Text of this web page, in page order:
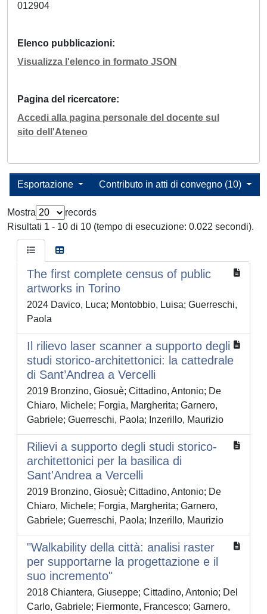
012904
Elenco pubblicazioni
Visualizza l'elenco in formato JSON
Pagina del ricercatore
Accedi alla pagina personale del docente sul
sito dell'Ateneo
Contributo in atti di convegno (10)
Esportazione
Mostra
records
Risultati 1 - 10 di 10 (tempo di esecuzione: 0.022 secondi).
The first complete census of public
artworks in Torino
2024 Davico, Luca; Montobbio, Luisa; Guerreschi,
Paola
Il rilievo laser scanner a supporto degli
studi storico-architettonici: la cattedrale
di Sant’Andrea a Vercelli
2019 Bronzino, Giosuè; Cittadino, Antonio; De
Chiaro, Michele; Forgia, Margherita; Garnero,
Gabriele; Guerreschi, Paola; Inzerillo, Maurizio
Rilievi a supporto degli studi storico-
architettonici per la basilica di
Sant'Andrea a Vercelli
2019 Bronzino, Giosuè; Cittadino, Antonio; De
Chiaro, Michele; Forgia, Margherita; Garnero,
Gabriele; Guerreschi, Paola; Inzerillo, Maurizio
"Walkability della città: analisi raster
per supportarne la progettazione e il
suo incremento"
2018 Chiantera, Giuseppe; Cittadino, Antonio; Del
Carlo, Gabriele; Fiermonte, Francesco; Garnero,